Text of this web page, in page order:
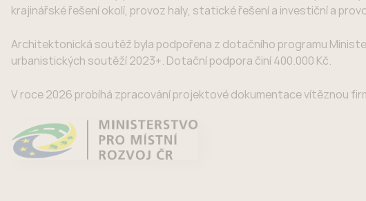
krajinářské řešení okolí, provoz haly, statické řešení a investiční a
Architektonická soutěž byla podpořena z dotačního programu
urbanistických soutěží 2023+. Dotační podpora činí 400.000 Kč.
V roce 2026 probíhá zpracování projektové dokumentace vítěznou